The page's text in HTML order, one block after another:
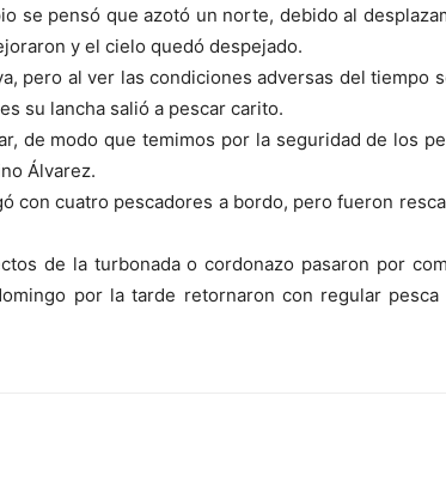
se pensó que azotó un norte, debido al
y el cielo quedó despejado.
pero al ver las condiciones adversas del tiempo
su lancha salió a pescar carito.
de modo que temimos por la seguridad de los
Álvarez.
con cuatro pescadores a bordo, pero fueron
de la turbonada o cordonazo pasaron por
por la tarde retornaron con regular pesca